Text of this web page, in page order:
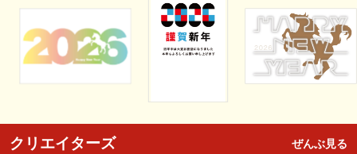
クリエイターズ ぜんぶ見る